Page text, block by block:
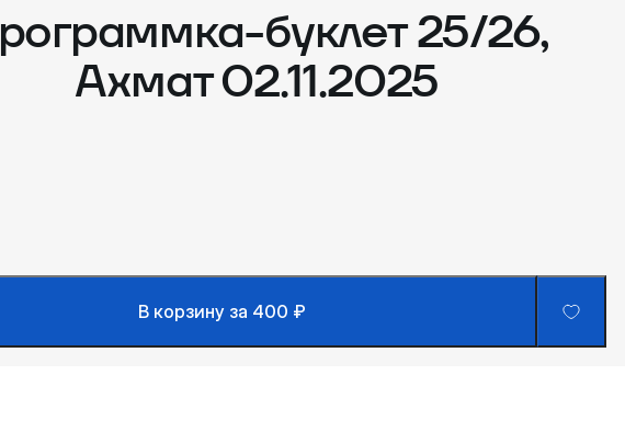
буклет 25/26,
Ахмат 02.11.2025
В корзину за 400 ₽